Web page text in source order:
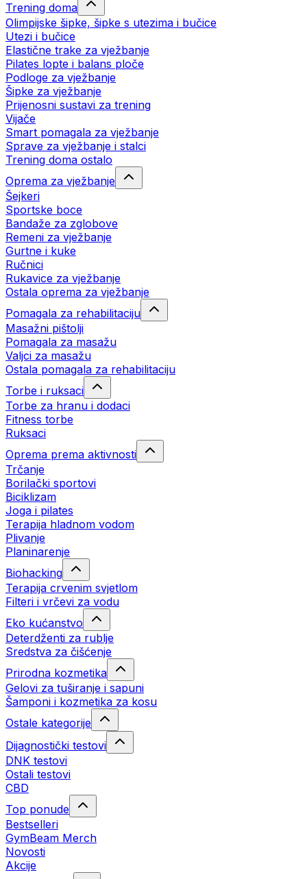
Trening doma
Olimpijske šipke, šipke s utezima i bučice
Utezi i bučice
Elastične trake za vježbanje
Pilates lopte i balans ploče
Podloge za vježbanje
Šipke za vježbanje
Prijenosni sustavi za trening
Vijače
Smart pomagala za vježbanje
Sprave za vježbanje i stalci
Trening doma ostalo
Oprema za vježbanje
Šejkeri
Sportske boce
Bandaže za zglobove
Remeni za vježbanje
Gurtne i kuke
Ručnici
Rukavice za vježbanje
Ostala oprema za vježbanje
Pomagala za rehabilitaciju
Masažni pištolji
Pomagala za masažu
Valjci za masažu
Ostala pomagala za rehabilitaciju
Torbe i ruksaci
Torbe za hranu i dodaci
Fitness torbe
Ruksaci
Oprema prema aktivnosti
Trčanje
Borilački sportovi
Biciklizam
Joga i pilates
Terapija hladnom vodom
Plivanje
Planinarenje
Biohacking
Terapija crvenim svjetlom
Filteri i vrčevi za vodu
Eko kućanstvo
Deterdženti za rublje
Sredstva za čišćenje
Prirodna kozmetika
Gelovi za tuširanje i sapuni
Šamponi i kozmetika za kosu
Ostale kategorije
Dijagnostički testovi
DNK testovi
Ostali testovi
CBD
Top ponude
Bestselleri
GymBeam Merch
Novosti
Akcije